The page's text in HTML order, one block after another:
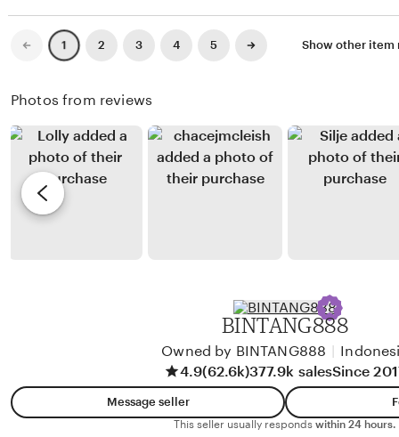
A
y
H
t
a
p
e
y
M
e
s
e
i
Previous
page
1 2 3 4 5
Next
page
Show other item
Photos from reviews
BINTANG888
Owned by BINTANG888
4.9(62.6k)377.9k salesSince
Message seller
This seller usually responds within 24 hours.